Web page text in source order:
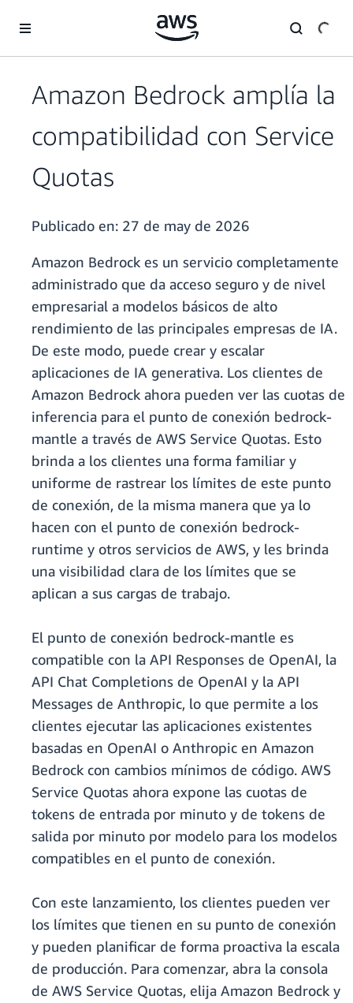
Amazon Bedrock amplía la
compatibilidad con Service
Quotas
Publicado en: 27 de may de 2026
Amazon Bedrock es un servicio completamente
administrado que da acceso seguro y de nivel
empresarial a modelos básicos de alto
rendimiento de las principales empresas de IA.
De este modo, puede crear y escalar
aplicaciones de IA generativa. Los clientes de
Amazon Bedrock ahora pueden ver las cuotas de
inferencia para el punto de conexión bedrock-
mantle a través de AWS Service Quotas. Esto
brinda a los clientes una forma familiar y
uniforme de rastrear los límites de este punto
de conexión, de la misma manera que ya lo
hacen con el punto de conexión bedrock-
runtime y otros servicios de AWS, y les brinda
una visibilidad clara de los límites que se
aplican a sus cargas de trabajo.
El punto de conexión bedrock-mantle es
compatible con la API Responses de OpenAI, la
API Chat Completions de OpenAI y la API
Messages de Anthropic, lo que permite a los
clientes ejecutar las aplicaciones existentes
basadas en OpenAI o Anthropic en Amazon
Bedrock con cambios mínimos de código. AWS
Service Quotas ahora expone las cuotas de
tokens de entrada por minuto y de tokens de
salida por minuto por modelo para los modelos
compatibles en el punto de conexión.
Con este lanzamiento, los clientes pueden ver
los límites que tienen en su punto de conexión
y pueden planificar de forma proactiva la escala
de producción. Para comenzar, abra la consola
de AWS Service Quotas, elija Amazon Bedrock y